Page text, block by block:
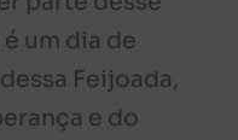
um dia de
Feijoada,
e do